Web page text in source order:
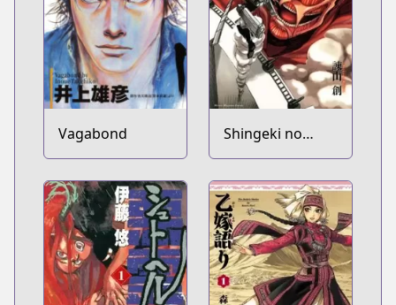
Vagabond
Shingeki no
Kyojin